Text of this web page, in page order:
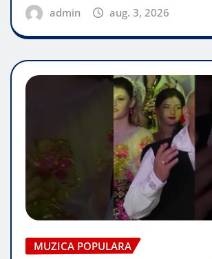
admin aug. 3, 2026
MUZICA POPULARA